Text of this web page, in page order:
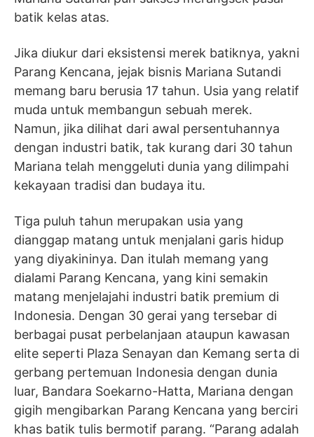
batik kelas atas.
Jika diukur dari eksistensi merek batiknya, yakni
Parang Kencana, jejak bisnis Mariana Sutandi
memang baru berusia 17 tahun. Usia yang relatif
muda untuk membangun sebuah merek.
Namun, jika dilihat dari awal persentuhannya
dengan industri batik, tak kurang dari 30 tahun
Mariana telah menggeluti dunia yang dilimpahi
kekayaan tradisi dan budaya itu.
Tiga puluh tahun merupakan usia yang
dianggap matang untuk menjalani garis hidup
yang diyakininya. Dan itulah memang yang
dialami Parang Kencana, yang kini semakin
matang menjelajahi industri batik premium di
Indonesia. Dengan 30 gerai yang tersebar di
berbagai pusat perbelanjaan ataupun kawasan
elite seperti Plaza Senayan dan Kemang serta di
gerbang pertemuan Indonesia dengan dunia
luar, Bandara Soekarno-Hatta, Mariana dengan
gigih mengibarkan Parang Kencana yang berciri
khas batik tulis bermotif parang. “Parang adalah